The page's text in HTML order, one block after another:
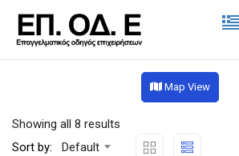
Map View
Showing all 8 results
Sort by:
Default